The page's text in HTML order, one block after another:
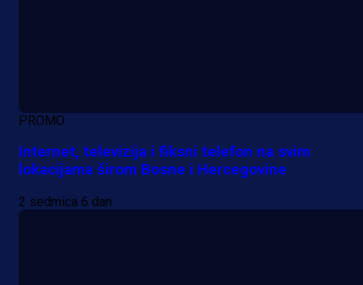
PROMO
Internet, televizija i fiksni telefon na svim
lokacijama širom Bosne i Hercegovine
2 sedmica 6 dan